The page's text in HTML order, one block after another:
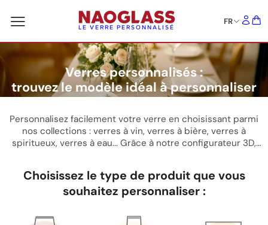
LE VERRE PERSONNALISÉ
FR
Verres personnalisés :
trouvez le modèle idéal à personnaliser
Personnalisez facilement votre verre en choisissant parmi
nos collections : verres à vin, verres à bière, verres à
spiritueux, verres à eau... Grâce à notre configurateur 3D,
parfait en quelques clics.
Choisissez le type de produit que vous
souhaitez personnaliser :